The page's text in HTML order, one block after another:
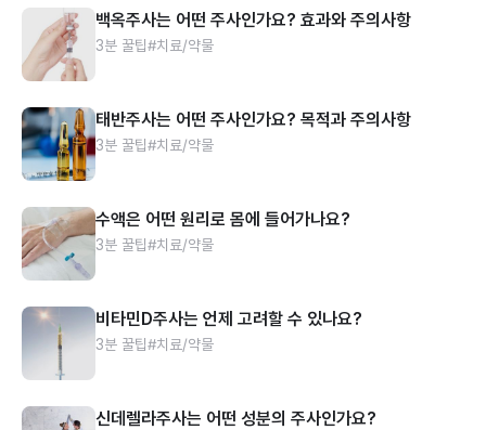
백옥주사는 어떤 주사인가요? 효과와 주의사항
3분 꿀팁#치료/약물
태반주사는 어떤 주사인가요? 목적과 주의사항
3분 꿀팁#치료/약물
수액은 어떤 원리로 몸에 들어가나요?
3분 꿀팁#치료/약물
비타민D주사는 언제 고려할 수 있나요?
3분 꿀팁#치료/약물
신데렐라주사는 어떤 성분의 주사인가요?